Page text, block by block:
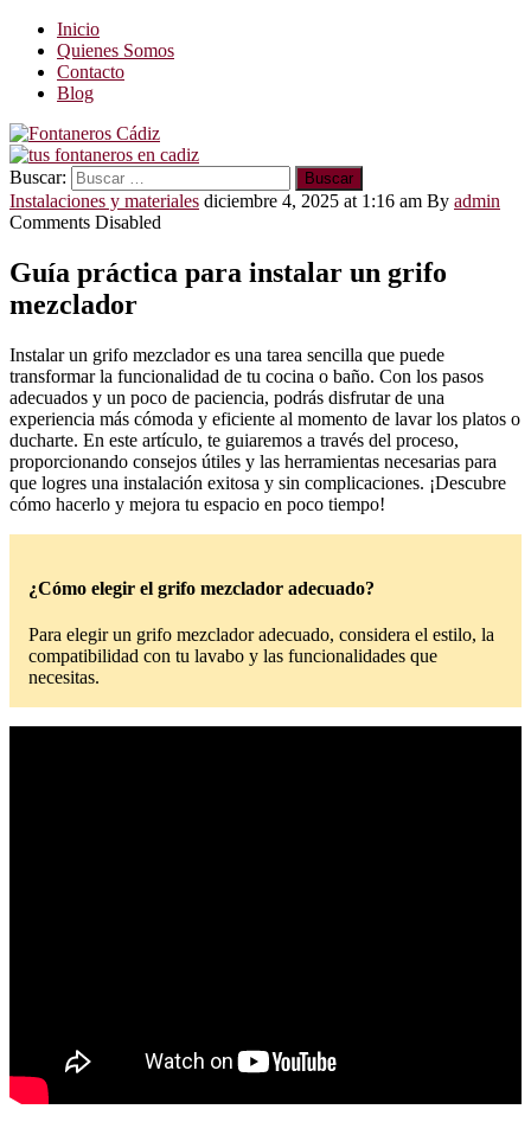
Inicio
Quienes Somos
Contacto
Blog
Buscar:
Instalaciones y materiales diciembre 4, 2025 at 1:16 am By admin
Comments Disabled
Guía práctica para instalar un grifo
mezclador
Instalar un grifo mezclador es una tarea sencilla que puede
transformar la funcionalidad de tu cocina o baño. Con los pasos
adecuados y un poco de paciencia, podrás disfrutar de una
experiencia más cómoda y eficiente al momento de lavar los platos o
ducharte. En este artículo, te guiaremos a través del proceso,
proporcionando consejos útiles y las herramientas necesarias para
que logres una instalación exitosa y sin complicaciones. ¡Descubre
cómo hacerlo y mejora tu espacio en poco tiempo!
¿Cómo elegir el grifo mezclador adecuado?
Para elegir un grifo mezclador adecuado, considera el estilo, la
compatibilidad con tu lavabo y las funcionalidades que
necesitas.